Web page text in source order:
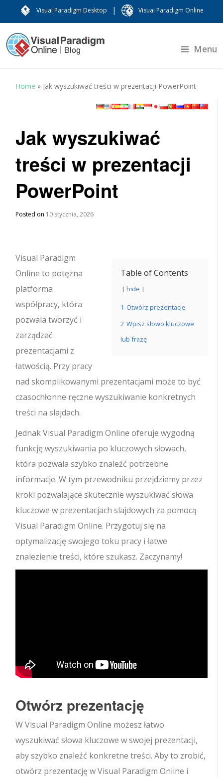
Visual Paradigm Desktop | Visual Paradigm Online
Menu
Home » Jak wyszukiwać treści w prezentacji PowerPoint
Jak wyszukiwać
treści w prezentacji
PowerPoint
Posted on 10 stycznia, 2026
Table of Contents
hide
1 Otwórz prezentację
2 Wpisz słowo kluczowe
lub frazę
Visual Paradigm
Online to potężna
platforma
współpracy, która
pozwala tworzyć i
zarządzać
prezentacjami z
łatwością. Przy pracy
nad skomplikowanymi prezentacjami może to być
czasochłonne ręczne wyszukiwanie konkretnych
treści na slajdach.
Jednak Visual Paradigm Online oferuje wygodną
funkcję wyszukiwania po kluczowych słowach,
która pozwala szybko znaleźć potrzebne
informacje. W tym przewodniku przejdziemy przez
kroki pozwalające skutecznie wyszukiwać słowa
kluczowe w prezentacjach slajdowych za pomocą
Visual Paradigm Online. Przygotuj się na
optymalizację swojego toku pracy i łatwe
znalezienie treści, które szukasz. Zaczynamy!
Otwórz prezentację
W Visual Paradigm Online możesz łatwo
wyszukiwać słowa kluczowe w swojej prezentacji,
aby szybko znaleźć konkretne treści. Aby to zrobić,
otwórz prezentację w Visual Paradigm Online i